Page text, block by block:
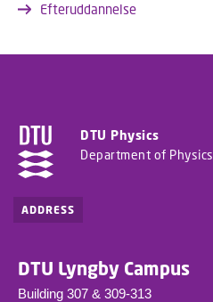
Efteruddannelse
DTU Physics
Department of Physics
ADDRESS
DTU Lyngby Campus
Building 307 & 309-313